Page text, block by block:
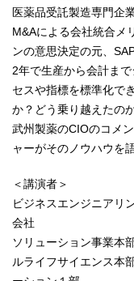
医薬品受託製造専門企
M&Aによる会社統合メ
ンの意思決定の元、
2年で生産から会計ま
セスや指標を標準化で
か？どう乗り越えたの
武州製薬のCIOのコメ
ャーがそのノウハウを
＜講演者＞
ビジネスエンジニアリ
会社
ソリューション事業本
ルライフサイエンス本